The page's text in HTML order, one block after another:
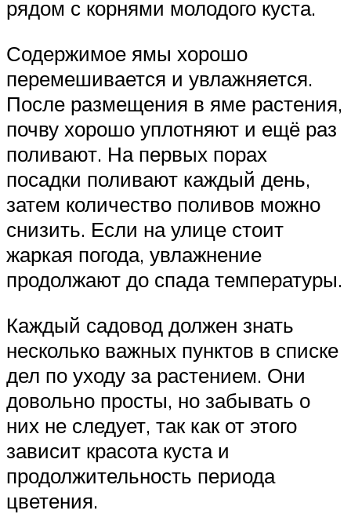
рядом с корнями молодого куста.
Содержимое ямы хорошо
перемешивается и увлажняется.
После размещения в яме растения,
почву хорошо уплотняют и ещё раз
поливают. На первых порах
посадки поливают каждый день,
затем количество поливов можно
снизить. Если на улице стоит
жаркая погода, увлажнение
продолжают до спада температуры.
Каждый садовод должен знать
несколько важных пунктов в списке
дел по уходу за растением. Они
довольно просты, но забывать о
них не следует, так как от этого
зависит красота куста и
продолжительность периода
цветения.